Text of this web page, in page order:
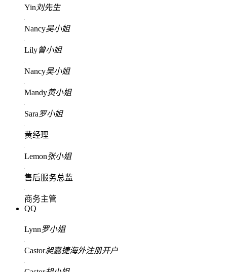
Yin 刘先生
Nancy吴小姐
Lily曾小姐
Nancy吴小姐
Mandy黄小姐
Sara罗小姐
黄经理
Lemon张小姐
售后服务总监
商务主管
QQ
Lynn罗小姐
Castor昶嘉捷海外注册开户